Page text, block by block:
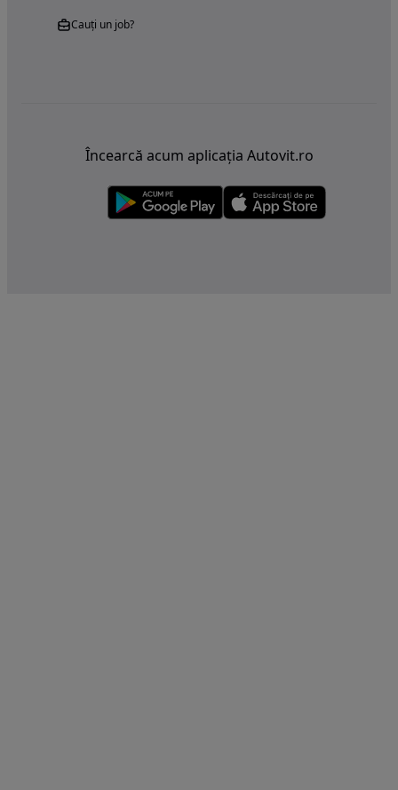
Cauți un job?
Încearcă acum aplicația Autovit.ro